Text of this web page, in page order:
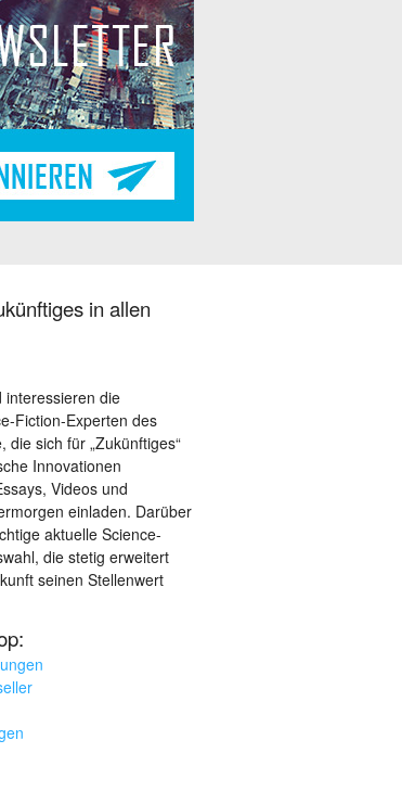
in allen
interessieren die
Fiction-Experten des
sich für „Zukünftiges“
Innovationen
Videos und
einladen. Darüber
aktuelle Science-
die stetig erweitert
seinen Stellenwert